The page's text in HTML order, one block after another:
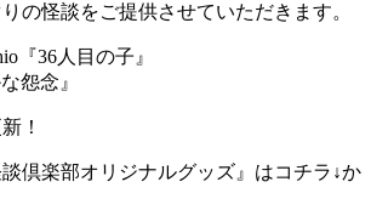
の怪談をご提供させていただきます。
『36人目の子』
怨念』
！
談倶楽部オリジナルグッズ』はコチラ↓か